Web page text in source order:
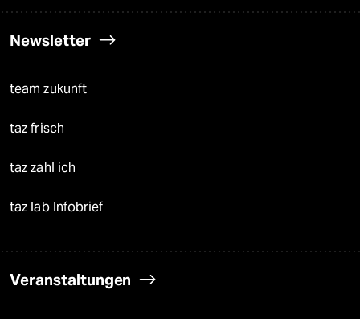
Newsletter
team zukunft
taz frisch
taz zahl ich
taz lab Infobrief
Veranstaltungen